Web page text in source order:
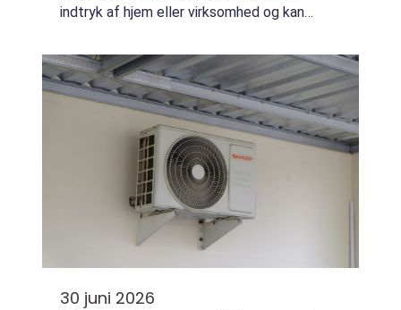
indtryk af hjem eller virksomhed og kan
erfaren fagperson tag...
30 juni 2026